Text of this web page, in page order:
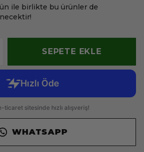
ile birlikte bu ürünler de
SEPETE EKLE
WHATSAPP